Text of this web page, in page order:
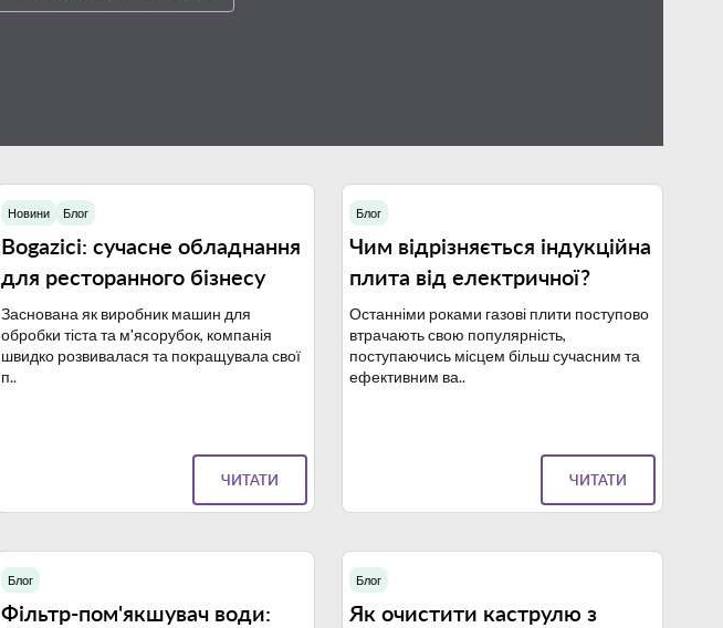
Новини Блог
Bogazici: сучасне обладнання
для ресторанного бізнесу
Заснована як виробник машин для
обробки тіста та м'ясорубок, компанія
швидко розвивалася та покращувала свої
п..
ЧИТАТИ
Блог
Чим відрізняється індукційна
плита від електричної?
Останніми роками газові плити поступово
втрачають свою популярність,
поступаючись місцем більш сучасним та
ефективним ва..
ЧИТАТИ
Блог
Фільтр-пом'якшувач води:
Блог
Як очистити каструлю з